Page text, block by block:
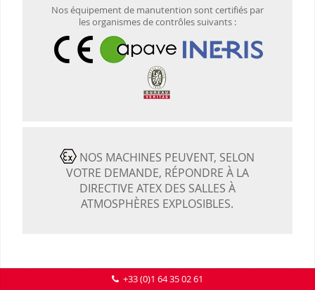
Nos équipement de manutention sont certifiés par
les organismes de contrôles suivants :
NOS MACHINES PEUVENT, SELON
VOTRE DEMANDE, RÉPONDRE À LA
DIRECTIVE ATEX DES SALLES À
ATMOSPHÈRES EXPLOSIBLES.
+33 (0)1 64 35 02 61